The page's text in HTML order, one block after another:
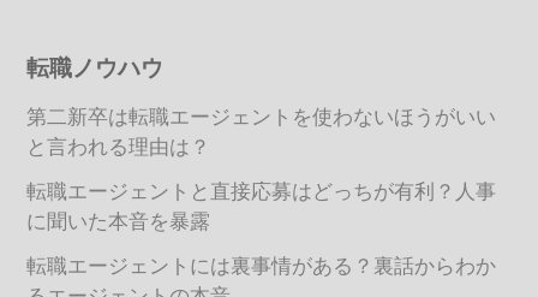
転職ノウハウ
第二新卒は転職エージェントを使わないほうがいい
と言われる理由は？
転職エージェントと直接応募はどっちが有利？人事
に聞いた本音を暴露
転職エージェントには裏事情がある？裏話からわか